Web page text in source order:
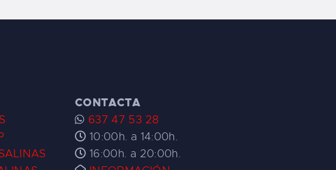
CONTACTA
637 47 53 28
10:00h. a 14:00h.
16:00h. a 20:00h.